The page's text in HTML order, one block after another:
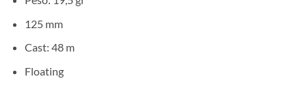
125 mm
Cast: 48 m
Floating